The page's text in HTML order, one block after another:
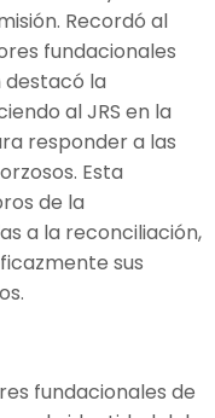
Recordó al
fundacionales
destacó la
al JRS en la
responder a las
Esta
de la
a la reconciliación,
sus
fundacionales de